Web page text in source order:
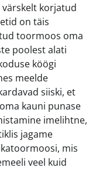
korjatud
on täis
toormoos oma
poolest alati
köögi
meelde
siiski, et
kauni punase
imelihtne,
jagame
mis
veel kuid